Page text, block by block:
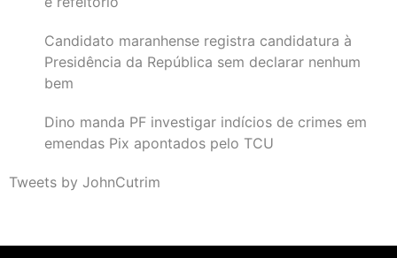
Candidato maranhense registra candidatura à
Presidência da República sem declarar nenhum
bem
Dino manda PF investigar indícios de crimes em
emendas Pix apontados pelo TCU
Tweets by JohnCutrim